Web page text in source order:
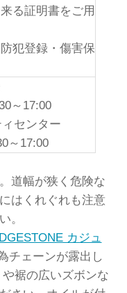
る証明書をご用
犯登録・傷害保
～17:00
センター
17:00
道幅が狭く危険な
はくれぐれも注意
。
カジュ
チェーンが露出し
裾の広いズボンな